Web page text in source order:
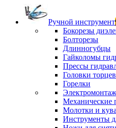
Ручной инструмент
Бокорезы
Болторезы
Длинногубцы
Гайколомы
Прессы
Головки
Горелки
Механические
Молотки и
Инструменты